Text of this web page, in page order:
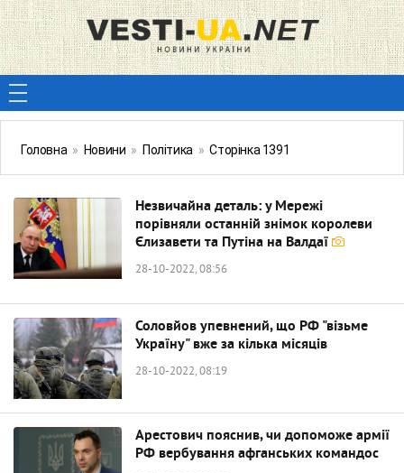
Головна » Новини » Політика » Сторінка 1391
Незвичайна деталь: у Мережі
порівняли останній знімок королеви
Єлизавети та Путіна на Валдаї
28-10-2022, 08:56
Соловйов упевнений, що РФ "візьме
Україну" вже за кілька місяців
28-10-2022, 08:19
Арестович пояснив, чи допоможе армії
РФ вербування афганських командос